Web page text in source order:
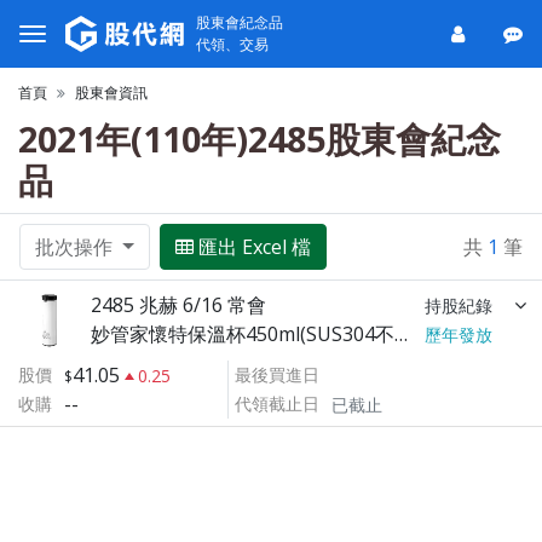
股東會紀念品
代領、交易
首頁 股東會資訊
2021年(110年)2485股東會紀念
品
批次操作 匯出 Excel 檔 共 1 筆
2485 兆赫 6/16 常會 持股紀錄
妙管家懷特保溫杯450ml(SUS304不鏽鋼)
歷年發放
股價
41.05
0.25
收購 --
最後買進日
代領截止日
已截止